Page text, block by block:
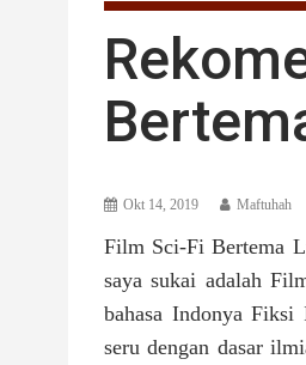
Okt 14, 2019 Maftuhah
Film Sci-Fi Bertema
saya sukai adalah
bahasa Indonya
seru dengan dasar